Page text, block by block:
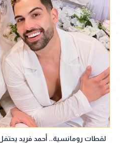
لقطات رومانسية.. أحمد فريد